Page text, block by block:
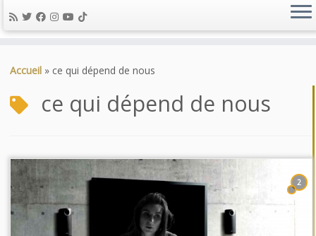
auAccueil » ce qui dépend de nous
ce qui dépend de nous
2